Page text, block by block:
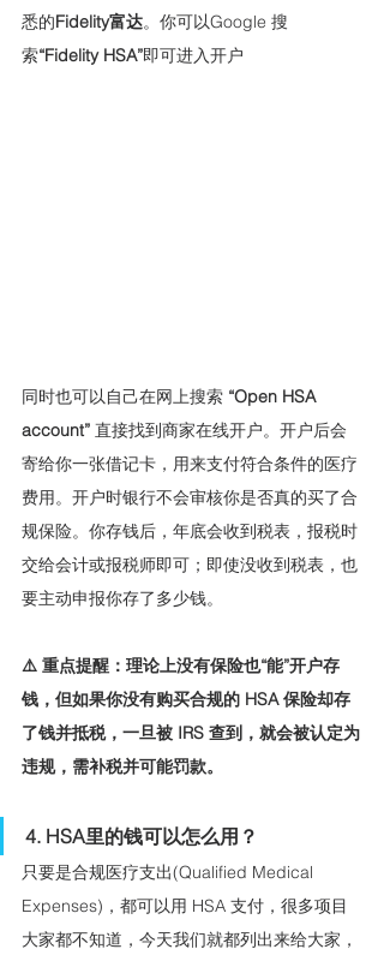
悉的Fidelity富达。你可以Google 搜
索“Fidelity HSA”即可进入开户
同时也可以自己在网上搜索 “Open HSA
account” 直接找到商家在线开户。开户后会
寄给你一张借记卡，用来支付符合条件的医疗
费用。开户时银行不会审核你是否真的买了合
规保险。你存钱后，年底会收到税表，报税时
交给会计或报税师即可；即使没收到税表，也
要主动申报你存了多少钱。
⚠️ 重点提醒：理论上没有保险也“能”开户存
钱，但如果你没有购买合规的 HSA 保险却存
了钱并抵税，一旦被 IRS 查到，就会被认定为
违规，需补税并可能罚款。
4. HSA里的钱可以怎么用？
只要是合规医疗支出(Qualified Medical
Expenses)，都可以用 HSA 支付，很多项目
大家都不知道，今天我们就都列出来给大家，